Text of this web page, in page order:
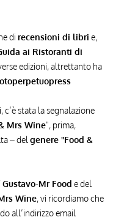
di recensioni di libri e,
ai Ristoranti di
edizioni, altrettanto ha
stata la segnalazione
Mrs Wine", prima,
– delgenere "Food &
Mr Food e del
Wine, vi ricordiamo che
all’indirizzo email